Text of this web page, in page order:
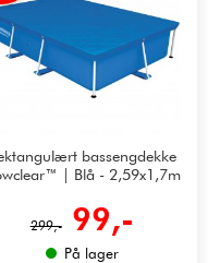
bassengdekke
| Blå - 2,59x1,7m
299,- 99,-
På lager